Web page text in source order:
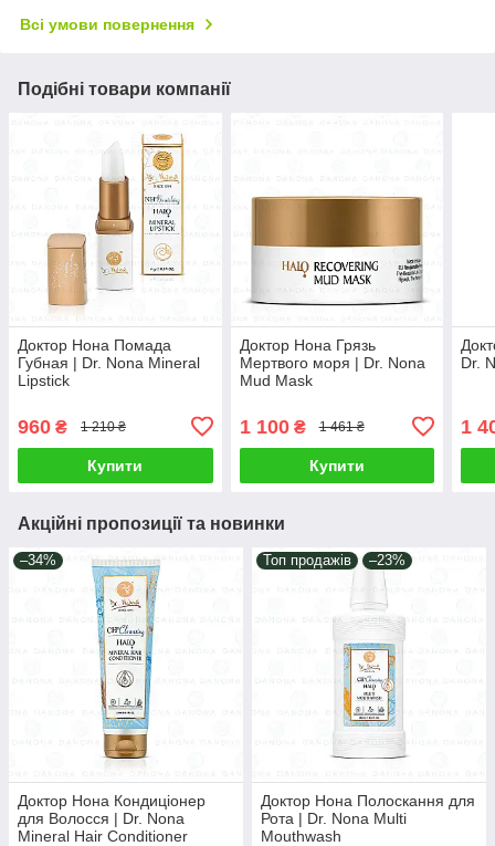
Всі умови повернення
Подібні товари компанії
Доктор Нона Помада
Губная | Dr. Nona Mineral
Lipstick
960 ₴ 1 210 ₴
Купити
Доктор Нона Грязь
Мертвого моря | Dr. Nona
Mud Mask
1 100₴ 1 461 ₴
Купити
Dr.
1
Акційні пропозиції та новинки
–34%
Доктор Нона Кондиціонер
для Волосся | Dr. Nona
Mineral Hair Conditioner
Топ продажів –23%
Доктор Нона Полоскання для
Рота | Dr. Nona Multi
Mouthwash